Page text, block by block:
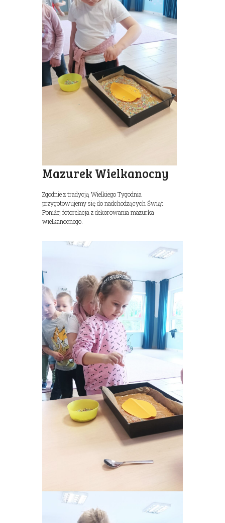
Mazurek Wielkanocny
Zgodnie z tradycją Wielkiego Tygodnia
przygotowujemy się do nadchodzących Świąt.
Poniżej fotorelacja z dekorowania mazurka
wielkanocnego.